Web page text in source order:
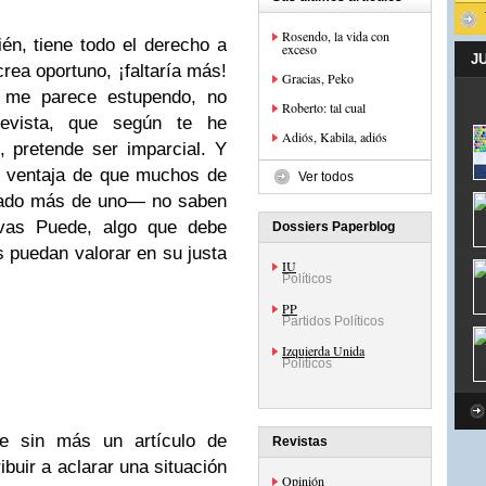
tiene todo el derecho a
oportuno, ¡faltaría más!
parece estupendo, no
que según te he
pretende ser imparcial. Y
de que muchos de
más de uno— no saben
Puede, algo que debe
puedan valorar en su justa
sin más un artículo de
a aclarar una situación
Rosendo, la vida con
exceso
Gracias, Peko
Roberto: tal cual
Adiós, Kabila, adiós
Ver todos
Dossiers Paperblog
IU
Políticos
PP
Partidos Políticos
Izquierda Unida
Políticos
Revistas
Opinión